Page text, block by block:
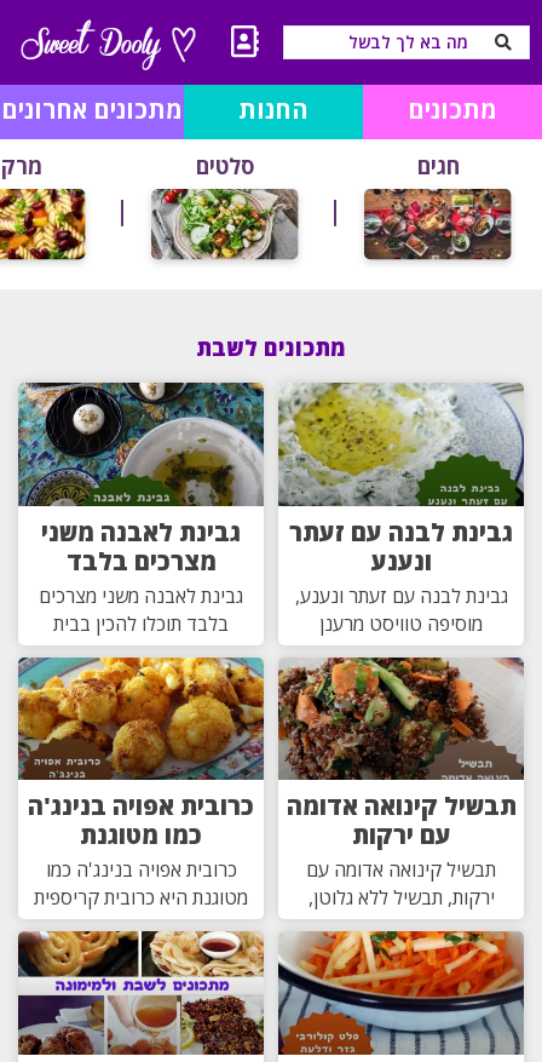
מתכונים החנות מתכונים אחרונים
חגים סלטים
מתכונים לשבת
גבינת לבנה עם זעתר
ונענע
גבינת לבנה עם זעתר ונענע,
מוסיפה טוויסט מרענן
גבינת לאבנה משני
מצרכים בלבד
גבינת לאבנה משני מצרכים
בלבד תוכלו להכין בבית
תבשיל קינואה אדומה
עם ירקות
תבשיל קינואה אדומה עם
ירקות, תבשיל ללא גלוטן,
כרובית אפויה בנינג'ה
כמו מטוגנת
כרובית אפויה בנינג'ה כמו
מטוגנת היא כרובית קריספית